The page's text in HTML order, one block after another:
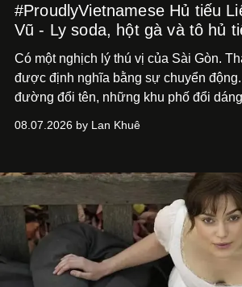
#ProudlyVietnamese Hủ tiếu
Vũ - Ly soda, hột gà và tô hủ
Có một nghịch lý thú vị của Sài Gòn.
được định nghĩa bằng sự chuyển
đường đổi tên, những khu phố đổi
nói về cái mới, về xu hướng tiếp theo,
08.07.2026 by Lan Khuê